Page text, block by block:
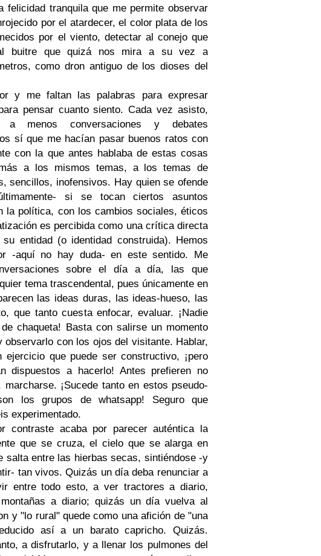
felicidad tranquila que me permite observar
por el atardecer, el color plata de los
por el viento, detectar al conejo que
buitre que quizá nos mira a su vez a
como dron antiguo de los dioses del
y me faltan las palabras para expresar
pensar cuanto siento. Cada vez asisto,
a menos conversaciones y debates
sí que me hacían pasar buenos ratos con
con la que antes hablaba de estas cosas
a los mismos temas, a los temas de
sencillos, inofensivos. Hay quien se ofende
si se tocan ciertos asuntos
la política, con los cambios sociales, éticos
es percibida como una crítica directa
entidad (o identidad construida). Hemos
-aquí no hay duda- en este sentido. Me
sobre el día a día, las que
tema trascendental, pues únicamente en
las ideas duras, las ideas-hueso, las
que tanto cuesta enfocar, evaluar. ¡Nadie
chaqueta! Basta con salirse un momento
observarlo con los ojos del visitante. Hablar,
ejercicio que puede ser constructivo, ¡pero
dispuestos a hacerlo! Antes prefieren no
marcharse. ¡Sucede tanto en estos pseudo-
los grupos de whatsapp! Seguro que
experimentado.
contraste acaba por parecer auténtica la
que se cruza, el cielo que se alarga en
salta entre las hierbas secas, sintiéndose -y
tan vivos. Quizás un día deba renunciar a
entre todo esto, a ver tractores a diario,
a diario; quizás un día vuelva al
y "lo rural" quede como una afición de "una
así a un barato capricho. Quizás.
a disfrutarlo, y a llenar los pulmones del